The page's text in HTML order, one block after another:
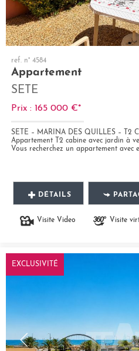
ref. n° 4584
Appartement
SETE
Prix : 165 000 €*
SÈTE – MARINA DES QUILLES – T2
Appartement T2 cabine avec jardin à
Vous recherchez un appartement avec
DÉTAILS
Visite Video Visite
EXCLUSIVITÉ